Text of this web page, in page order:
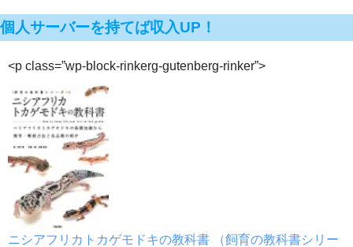
個人サーバーを持てば収入UP！
<p class=”wp-block-rinkerg-gutenberg-rinker”>
ニシアフリカトカゲモドキの教科書 （飼育の教科書シリー